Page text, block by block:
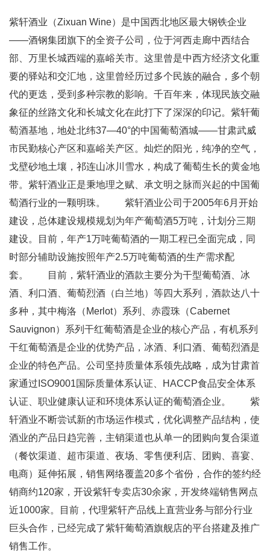
紫轩酒业（Zixuan Wine）是中国西北地区最大钢铁企业
——酒钢集团旗下的全资子公司，位于河西走廊中西结合
部、万里长城西端的嘉峪关市。这里曾是中西方经济文化重
要的驿站和交汇地，这里曾经历过多个民族的融合，多个朝
代的更迭，受到多种宗教的影响。千百年来，体现民族交融
象征的丝路文化和长城文化在此打下了深深的印记。紫轩葡
萄酒基地，地处北纬37—40°的中国葡萄酒城——甘肃武威
市民勤核心产区和嘉峪关产区。灿烂的阳光，纯净的空气，
戈壁砂地土壤，祁连山冰川雪水，构成了葡萄生长的黄金地
带。紫轩酒业正是秉地理之赋、承文明之脉而兴起的中国葡
萄酒行业的一颗明珠。 紫轩酒业公司于2005年6月开始
建设，总体建设规模规划为年产葡萄酒5万吨，计划分三期
建设。目前，年产1万吨葡萄酒的一期工程已全面完成，同
时部分辅助设施按照年产2.5万吨葡萄酒的生产需求配
套。 目前，紫轩酒业的酒款主要分为干型葡萄酒、冰
酒、利口酒、葡萄烈酒（白兰地）等四大系列，酒款达八十
多种，其中梅洛（Merlot）系列、赤霞珠（Cabernet
Sauvignon）系列干红葡萄酒是企业的核心产品，有机系列
干红葡萄酒是企业的优势产品，冰酒、利口酒、葡萄烈酒是
企业的特色产品。公司坚持质量体系领先战略，成为甘肃首
家通过ISO9001国际质量体系认证、HACCP食品安全体系
认证、职业健康认证和环境体系认证的葡萄酒企业。 紫
轩酒业不断尝试新的市场运作模式，优化调整产品结构，使
酒业的产品日趋完善，主销渠道也从单一的团购向复合渠道
（餐饮渠道、超市渠道、夜场、零售便利店、团购、喜宴、
电商）延伸拓展，销售网络覆盖20多个省份，合作的签约经
销商约120家，开设紫轩专卖店30余家，开发终端销售网点
近1000家。目前，代理紫轩产品线上直营业务与部分行业
巨头合作，已经完成了紫轩葡萄酒旗舰店的平台搭建及推广
销售工作。